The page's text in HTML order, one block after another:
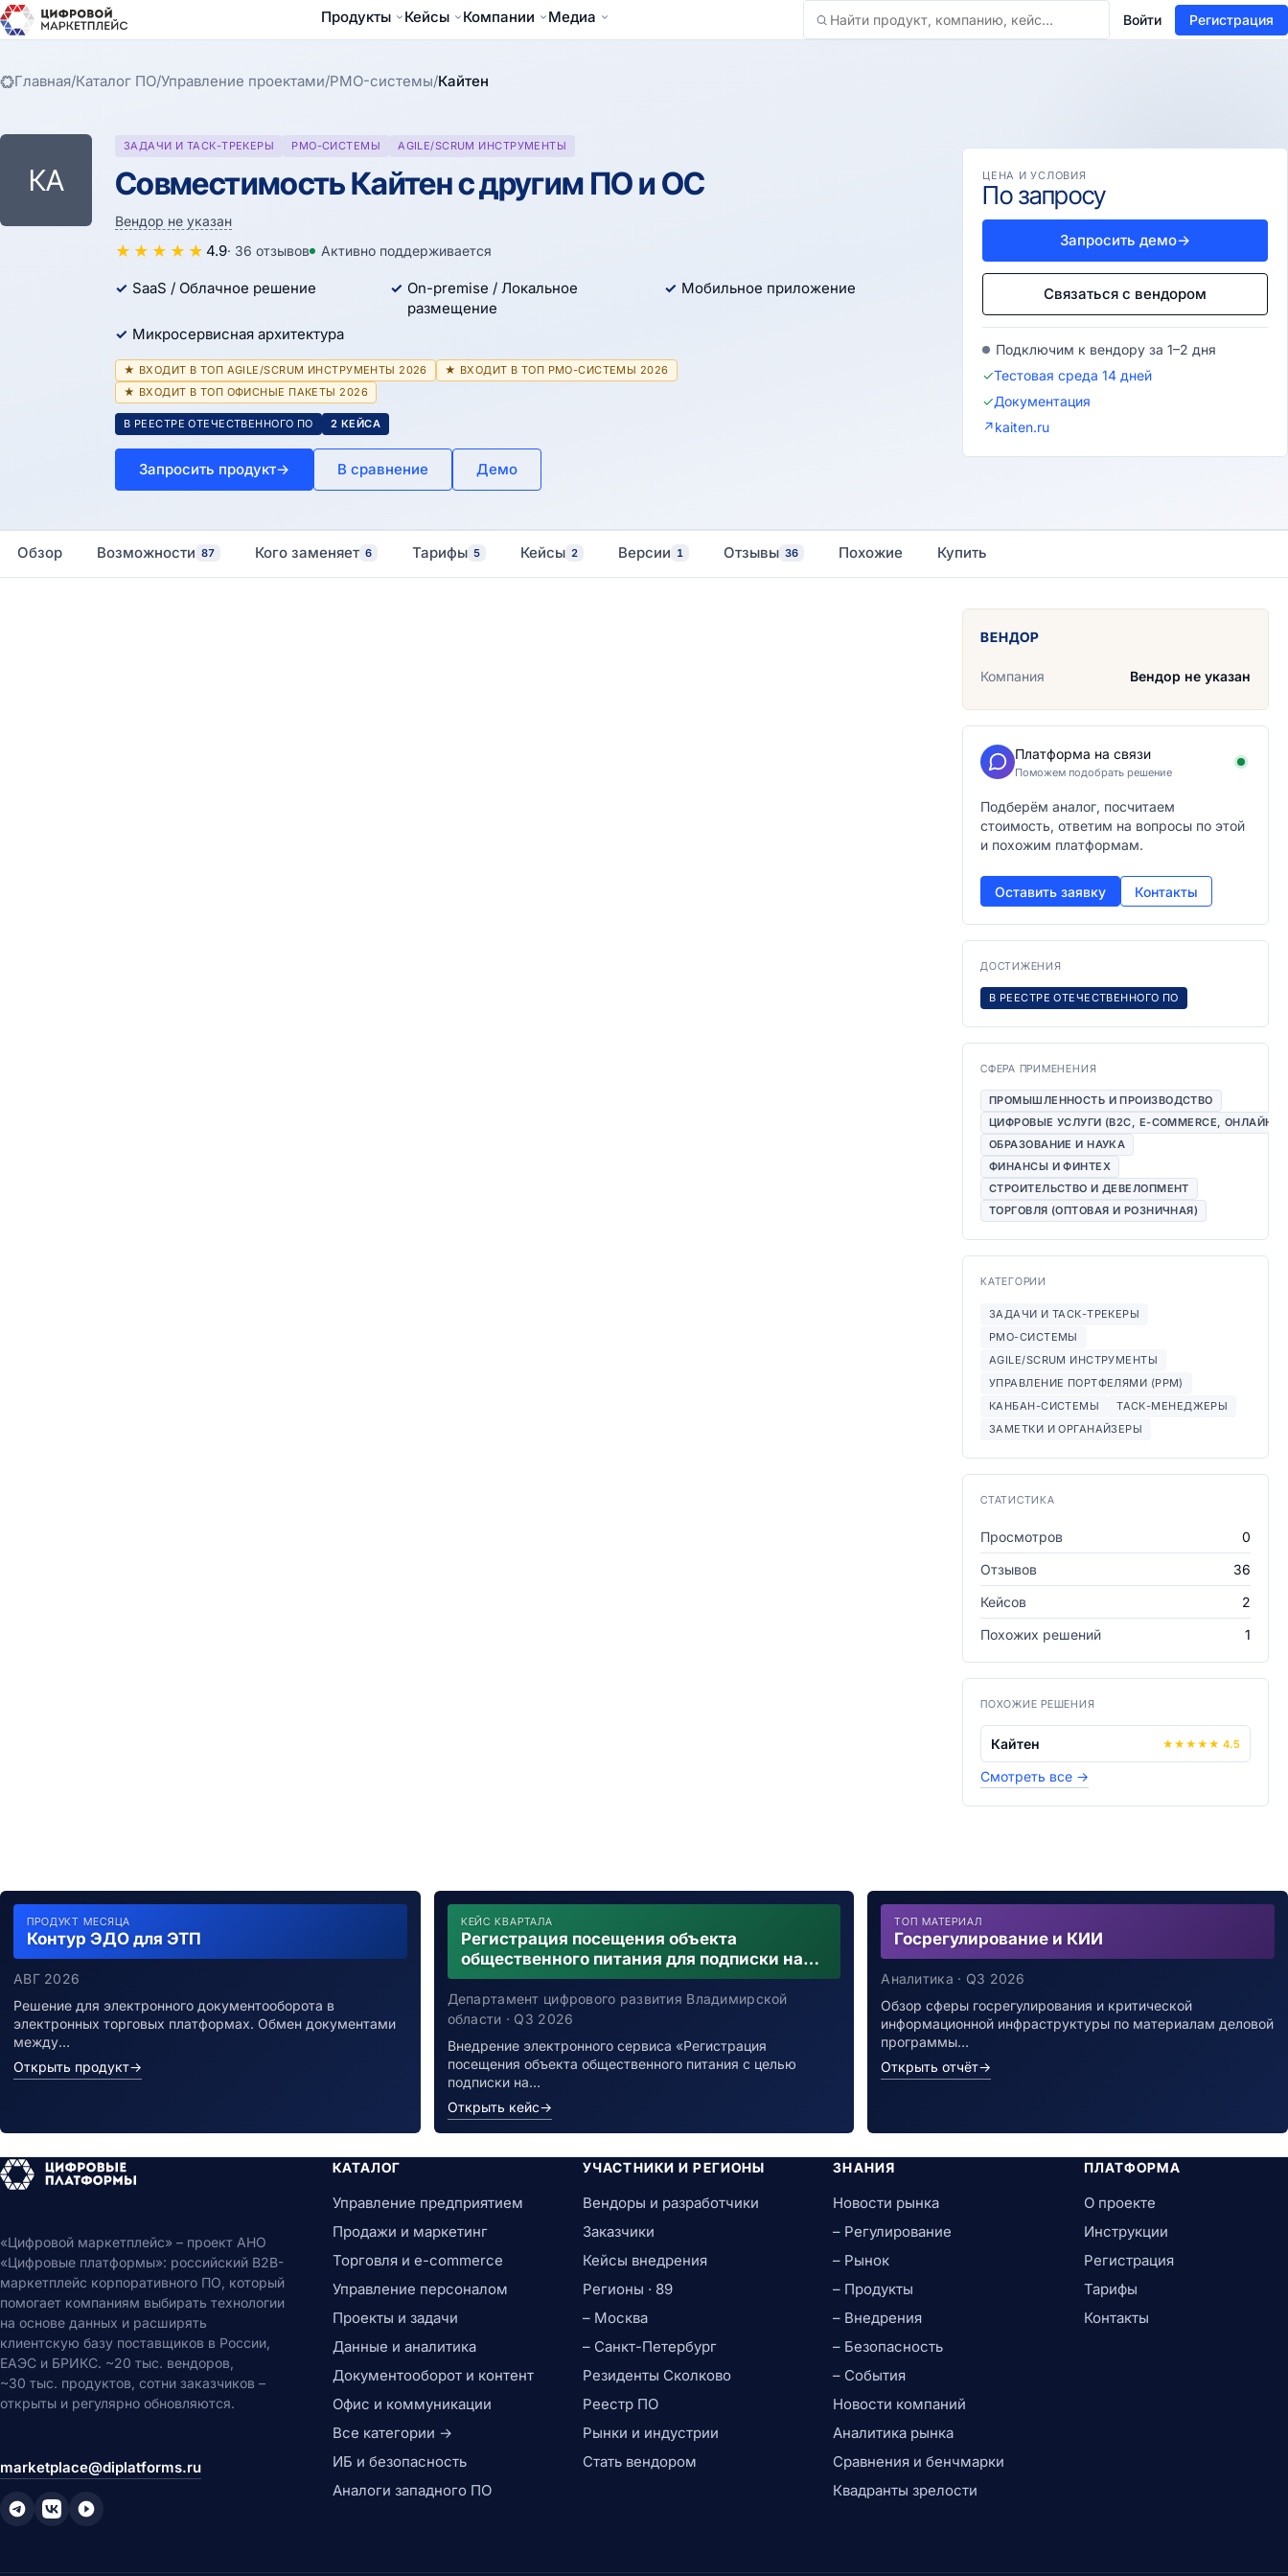
Продукты Кейсы Компании Медиа
Найти Войти Регистрация
Главная/Каталог ПО/Управление проектами/PMO-системы/Кайтен
КА
ЗАДАЧИ И ТАСК-ТРЕКЕРЫ PMO-СИСТЕМЫ AGILE/SCRUM ИНСТРУМЕНТЫ
Совместимость Кайтен с другим ПО и ОС
Вендор не указан
★ ★ ★ ★ ★ 4.9· 36 отзывов Активно поддерживается
SaaS / Облачное решение
On-premise / Локальное
размещение
Мобильное приложение
Микросервисная архитектура
★ ВХОДИТ В ТОП AGILE/SCRUM ИНСТРУМЕНТЫ 2026
★ ВХОДИТ В ТОП PMO-СИСТЕМЫ 2026
★ ВХОДИТ В ТОП ОФИСНЫЕ ПАКЕТЫ 2026
В РЕЕСТРЕ ОТЕЧЕСТВЕННОГО ПО 2 КЕЙСА
Запросить продукт→ В сравнение Демо
ЦЕНА И УСЛОВИЯ
По запросу
Запросить демо→
Связаться с вендором
Подключим к вендору за 1–2 дня
✓Тестовая среда 14 дней
✓Документация
↗kaiten.ru
Обзор Возможности 87 Кого заменяет 6 Тарифы 5 Кейсы 2 Версии 1 Отзывы 36 Похожие Купить
ВЕНДОР
Компания Вендор не указан
Платформа на связи
Поможем подобрать решение
Подберём аналог, посчитаем
стоимость, ответим на вопросы по этой
и похожим платформам.
Оставить заявку Контакты
ДОСТИЖЕНИЯ
В РЕЕСТРЕ ОТЕЧЕСТВЕННОГО ПО
СФЕРА ПРИМЕНЕНИЯ
ПРОМЫШЛЕННОСТЬ И ПРОИЗВОДСТВО
ЦИФРОВЫЕ УСЛУГИ (B2C, E-COMMERCE, ОНЛАЙН-
ОБРАЗОВАНИЕ И НАУКА
ФИНАНСЫ И ФИНТЕХ
СТРОИТЕЛЬСТВО И ДЕВЕЛОПМЕНТ
ТОРГОВЛЯ (ОПТОВАЯ И РОЗНИЧНАЯ)
КАТЕГОРИИ
ЗАДАЧИ И ТАСК-ТРЕКЕРЫ
PMO-СИСТЕМЫ
AGILE/SCRUM ИНСТРУМЕНТЫ
УПРАВЛЕНИЕ ПОРТФЕЛЯМИ (PPM)
КАНБАН-СИСТЕМЫ
ТАСК-МЕНЕДЖЕРЫ
ЗАМЕТКИ И ОРГАНАЙЗЕРЫ
СТАТИСТИКА
Просмотров
0
Отзывов
36
Кейсов
2
Похожих решений
1
ПОХОЖИЕ РЕШЕНИЯ
Кайтен ★ ★ ★ ★ ★ 4.5
Смотреть все →
ПРОДУКТ МЕСЯЦА
Контур ЭДО для ЭТП
АВГ 2026
Решение для электронного документооборота в
электронных торговых платформах. Обмен документами
между…
Открыть продукт→
КЕЙС КВАРТАЛА
Регистрация посещения объекта
общественного питания для подписки на
уведомления о возможном контакте с
заболевшим новой коронавирусной
инфекцией
Департамент цифрового развития Владимирской
области · Q3 2026
Внедрение электронного сервиса «Регистрация
посещения объекта общественного питания с целью
подписки на…
Открыть кейс→
ТОП МАТЕРИАЛ
Госрегулирование и КИИ
Аналитика · Q3 2026
Обзор сферы госрегулирования и критической
информационной инфраструктуры по материалам деловой
программы…
Открыть отчёт→
«Цифровой маркетплейс» – проект АНО
«Цифровые платформы»: российский B2B-
маркетплейс корпоративного ПО, который
помогает компаниям выбирать технологии
на основе данных и расширять
клиентскую базу поставщиков в России,
ЕАЭС и БРИКС. ~20 тыс. вендоров,
~30 тыс. продуктов, сотни заказчиков –
открыты и регулярно обновляются.
marketplace@diplatforms.ru
КАТАЛОГ
Управление предприятием
Продажи и маркетинг
Торговля и e-commerce
Управление персоналом
Проекты и задачи
Данные и аналитика
Документооборот и контент
Офис и коммуникации
Все категории →
ИБ и безопасность
Аналоги западного ПО
УЧАСТНИКИ И РЕГИОНЫ
Вендоры и разработчики
Заказчики
Кейсы внедрения
Регионы · 89
– Москва
– Санкт-Петербург
Резиденты Сколково
Реестр ПО
Рынки и индустрии
Стать вендором
ЗНАНИЯ
Новости рынка
– Регулирование
– Рынок
– Продукты
– Внедрения
– Безопасность
– События
Новости компаний
Аналитика рынка
Сравнения и бенчмарки
Квадранты зрелости
ПЛАТФОРМА
О проекте
Инструкции
Регистрация
Тарифы
Контакты